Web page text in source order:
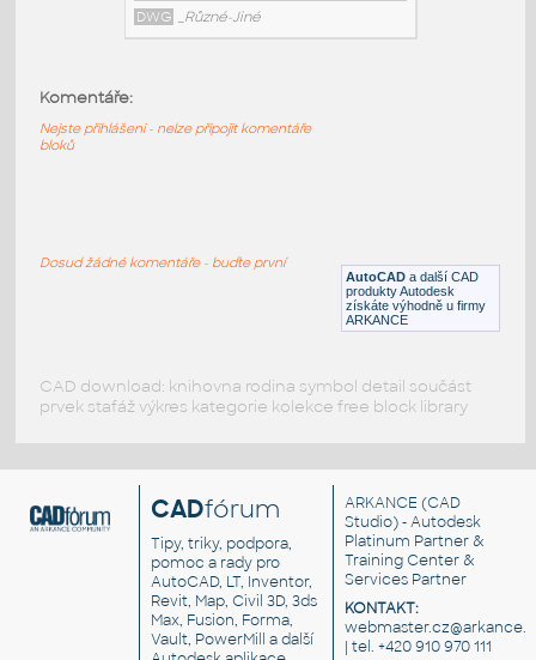
AutoCAD a další CAD
produkty Autodesk
získáte výhodně u firmy
ARKANCE
Komentáře:
Nejste přihlášeni - nelze připojit komentáře
bloků
Dosud žádné komentáře - buďte první
CAD download: knihovna rodina symbol detail součást
prvek stafáž výkres kategorie kolekce free block library
CADfórum
Tipy, triky, podpora,
pomoc a rady pro
AutoCAD, LT, Inventor,
Revit, Map, Civil 3D, 3ds
Max, Fusion, Forma,
Vault, PowerMill a další
ARKANCE (CAD
Studio) - Autodesk
Platinum Partner &
Training Center &
Services Partner
KONTAKT:
| tel. +420 910 970 111